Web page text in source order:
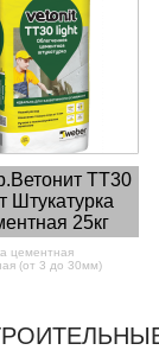
ТТ30
Штукатурка
25кг
цементная
(от 3 до 30мм)